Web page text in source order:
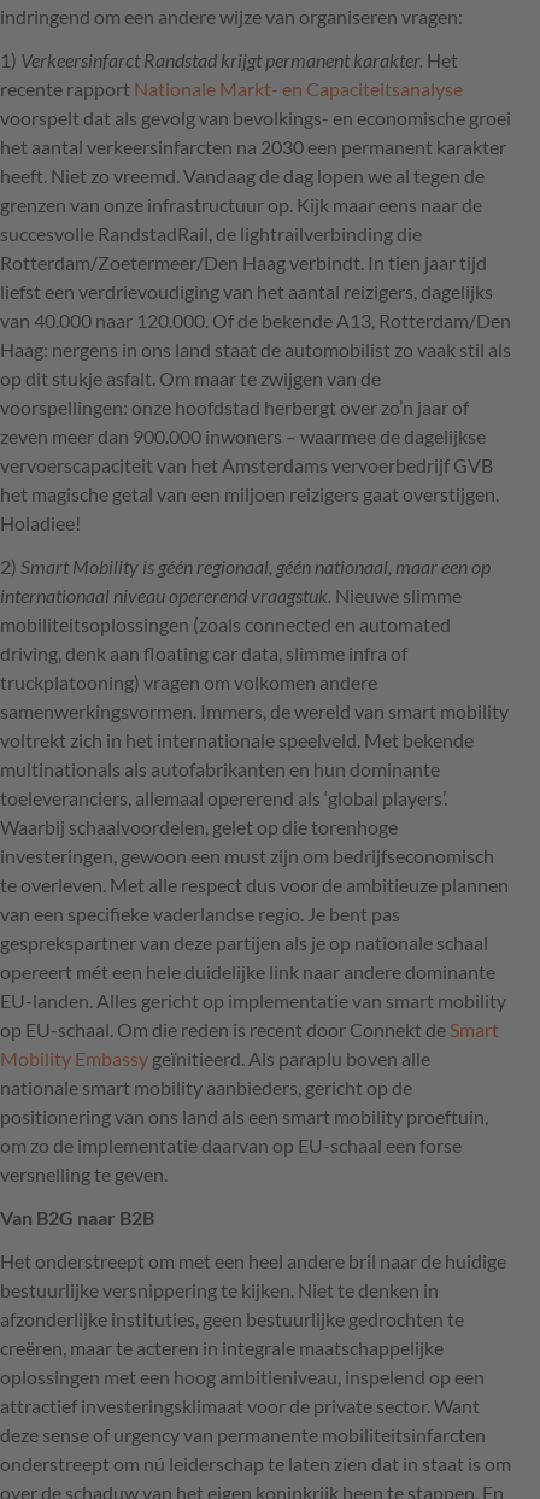
indringend om een andere wijze van organiseren vragen:
1) Verkeersinfarct Randstad krijgt permanent karakter. Het
recente rapport Nationale Markt- en Capaciteitsanalyse
voorspelt dat als gevolg van bevolkings- en economische groei
het aantal verkeersinfarcten na 2030 een permanent karakter
heeft. Niet zo vreemd. Vandaag de dag lopen we al tegen de
grenzen van onze infrastructuur op. Kijk maar eens naar de
succesvolle RandstadRail, de lightrailverbinding die
Rotterdam/Zoetermeer/Den Haag verbindt. In tien jaar tijd
liefst een verdrievoudiging van het aantal reizigers, dagelijks
van 40.000 naar 120.000. Of de bekende A13, Rotterdam/Den
Haag: nergens in ons land staat de automobilist zo vaak stil als
op dit stukje asfalt. Om maar te zwijgen van de
voorspellingen: onze hoofdstad herbergt over zo’n jaar of
zeven meer dan 900.000 inwoners – waarmee de dagelijkse
vervoerscapaciteit van het Amsterdams vervoerbedrijf GVB
het magische getal van een miljoen reizigers gaat overstijgen.
Holadiee!
2) Smart Mobility is géén regionaal, géén nationaal, maar een op
internationaal niveau opererend vraagstuk. Nieuwe slimme
mobiliteitsoplossingen (zoals connected en automated
driving, denk aan floating car data, slimme infra of
truckplatooning) vragen om volkomen andere
samenwerkingsvormen. Immers, de wereld van smart mobility
voltrekt zich in het internationale speelveld. Met bekende
multinationals als autofabrikanten en hun dominante
toeleveranciers, allemaal opererend als ‘global players’.
Waarbij schaalvoordelen, gelet op die torenhoge
investeringen, gewoon een must zijn om bedrijfseconomisch
te overleven. Met alle respect dus voor de ambitieuze plannen
van een specifieke vaderlandse regio. Je bent pas
gesprekspartner van deze partijen als je op nationale schaal
opereert mét een hele duidelijke link naar andere dominante
EU-landen. Alles gericht op implementatie van smart mobility
op EU-schaal. Om die reden is recent door Connekt de Smart
Mobility Embassy geïnitieerd. Als paraplu boven alle
nationale smart mobility aanbieders, gericht op de
positionering van ons land als een smart mobility proeftuin,
om zo de implementatie daarvan op EU-schaal een forse
versnelling te geven.
Van B2G naar B2B
Het onderstreept om met een heel andere bril naar de huidige
bestuurlijke versnippering te kijken. Niet te denken in
afzonderlijke instituties, geen bestuurlijke gedrochten te
creëren, maar te acteren in integrale maatschappelijke
oplossingen met een hoog ambitieniveau, inspelend op een
attractief investeringsklimaat voor de private sector. Want
deze sense of urgency van permanente mobiliteitsinfarcten
onderstreept om nú leiderschap te laten zien dat in staat is om
over de schaduw van het eigen koninkrijk heen te stappen. En